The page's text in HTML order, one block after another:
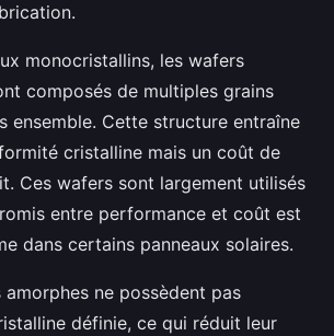
monocristallins, les wafers
composés de multiples grains
ensemble. Cette structure entraîne
cristalline mais un coût de
Ces wafers sont largement utilisés
entre performance et coût est
dans certains panneaux solaires.
amorphes ne possèdent pas
définie, ce qui réduit leur